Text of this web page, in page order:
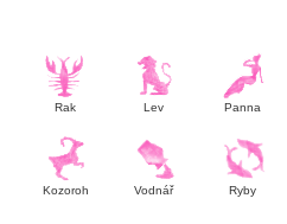
Rak Lev Panna
Kozoroh Vodnář Ryby